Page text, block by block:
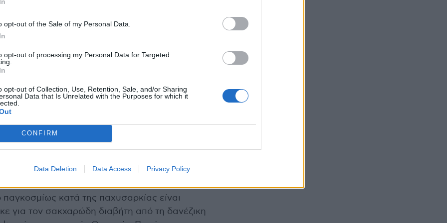
opt-out of the Sale of my Personal Data.
opt-out of processing my Personal Data for Targeted
opt-out of Collection, Use, Retention, Sale, and/or Sharing
Data that Is Unrelated with the Purposes for which it
CONFIRM
Data Deletion Data Access Privacy Policy
της νόσου.
, από μόνα τους δε μπορούν να πετύχουν όσα
χειρουργική μπορεί να ενισχυθεί και να
με τη φαρμακευτική αγωγή με σκοπό την
ή θεραπείας των συνοδών νοσημάτων που
παχυσαρκία.
υπάρχει επαρκής και ακριβής ενημέρωση
της φαρμακευτικής αγωγής κατά της
ποιοι ασθενείς ωφελούνται πραγματικά από
κατά της παχυσαρκίας είναι
για τον σακχαρώδη διαβήτη από τη δανέζικη